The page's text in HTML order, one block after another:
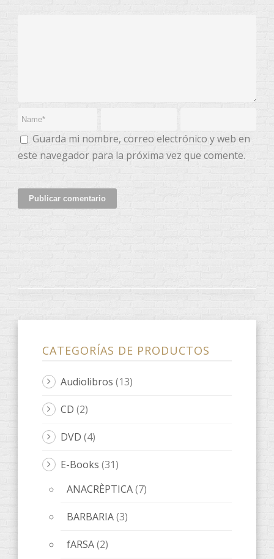
Guarda mi nombre, correo electrónico y web en
este navegador para la próxima vez que comente.
CATEGORÍAS DE PRODUCTOS
Audiolibros (13)
CD (2)
DVD (4)
E-Books (31)
ANACRÈPTICA(7)
BARBARIA(3)
fARSA(2)